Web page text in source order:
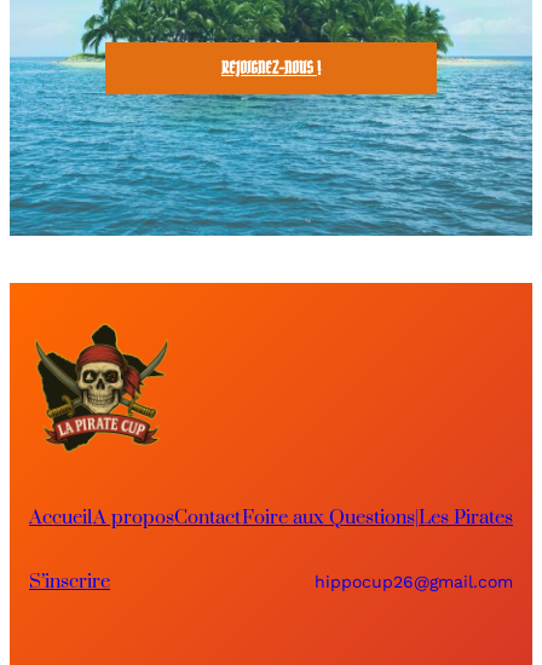
REJOIGNEZ-NOUS !
AccueilA proposContactFoire aux Questions|Les Pirates
S’inscrire hippocup26@gmail.com